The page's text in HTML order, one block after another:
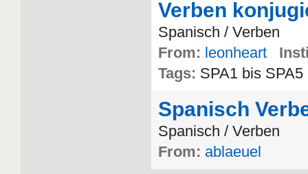
Verben
Spanisch / Verben
From: leonheart
Tags: SPA1 bis SPA5
Spanisch
Spanisch / Verben
From: ablaeuel